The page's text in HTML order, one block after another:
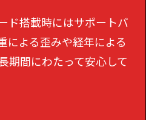
ド搭載時にはサポートバ
による歪みや経年による
期間にわたって安心して